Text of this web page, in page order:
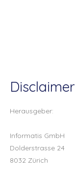
Disclaimer
Herausgeber:
Informatis GmbH
Dolderstrasse 24
8032 Zürich